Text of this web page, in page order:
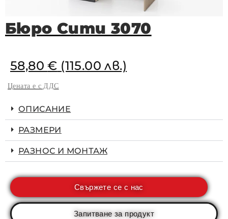
Бюро Сити 3070
58,80€ (115.00 лв.)
Цената е с ДДС
ОПИСАНИЕ
РАЗМЕРИ
РАЗНОС И МОНТАЖ
Свържете се с нас
Запитване за продукт